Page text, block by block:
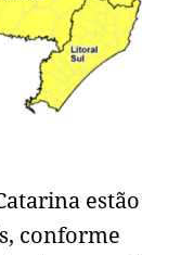
estão
conforme